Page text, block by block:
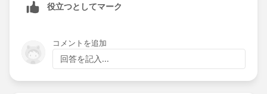
役立つとしてマーク
コメントを追加
回答を記入...